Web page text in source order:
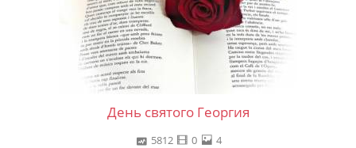
День святого Георгия
5812 0 4